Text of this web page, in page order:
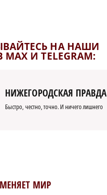
НА НАШИ
И TELEGRAM:
НИЖЕГОРОДСКАЯ ПРАВДА
Быстро, честно, точно. И ничего лишнего
МИР